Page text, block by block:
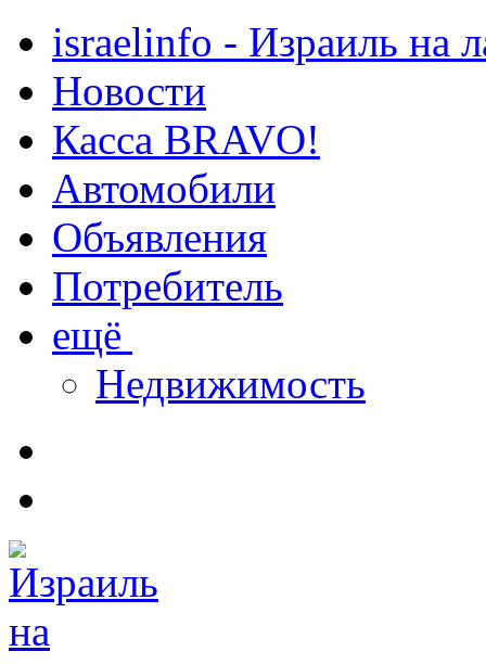
israelinfo - Израиль на
Новости
Касса BRAVO!
Автомобили
Объявления
Потребитель
ещё
Недвижимость